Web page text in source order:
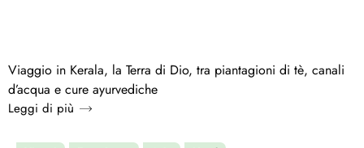
Viaggio in Kerala, la Terra di Dio, tra piantagioni di tè, canali
d’acqua e cure ayurvediche
Leggi di più